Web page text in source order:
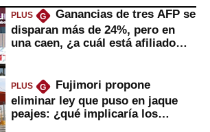
PLUS G
Ganancias de tres AFP se
disparan más de 24%, pero en
una caen, ¿a cuál está afiliado
PLUS G
Fujimori propone
eliminar ley que puso en jaque
peajes: ¿qué implicaría los